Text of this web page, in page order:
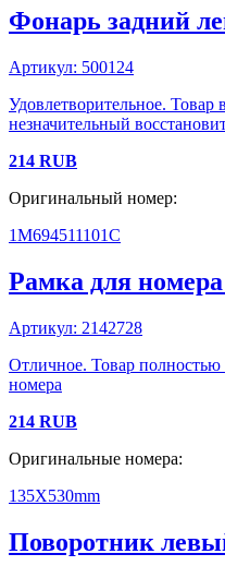
Фонарь задний
Артикул: 500124
Удовлетворительное. Товар
незначительный
214 RUB
Оригинальный номер:
1M694511101C
Рамка для номера
Артикул: 2142728
Отличное. Товар полностью
номера
214 RUB
Оригинальные номера:
135X530mm
Поворотник